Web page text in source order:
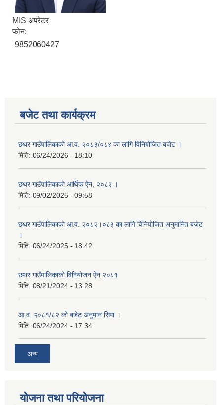
MIS अपरेटर
फोन:
9852060427
बजेट तथा कार्यक्रम
छथर गाउँपालिकाको आ.व. २०८३/०८४ का लागि विनियोजित बजेट ।
मिति: 06/24/2026 - 18:10
छथर गाउँपालिकाको आर्थिक ऐन, २०८२ ।
मिति: 09/02/2025 - 09:58
छथर गाउँपालिकाको आ.व. २०८२।०८३ का लागि विनियोजित अनुमानित बजेट
।
मिति: 06/24/2025 - 18:42
छथर गाउँपालिकाको विनियोजन ऐन २०८१
मिति: 08/21/2024 - 13:28
आ.व. २०८१/८२ को बजेट अनुमान सिमा ।
मिति: 06/24/2024 - 17:34
अन्य
योजना तथा परियोजना